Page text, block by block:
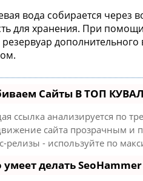
вода собирается через
для хранения. При
резервуар
Сайты В ТОП
ссылка анализируется по
сайта прозрачным и
релизы - используйте по
умеет делать SeoHammer